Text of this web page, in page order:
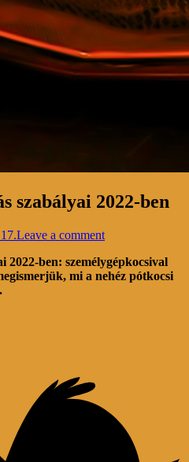
szabályai 2022-ben
Leave a comment
2022-ben: személygépkocsival
mi a nehéz pótkocsi